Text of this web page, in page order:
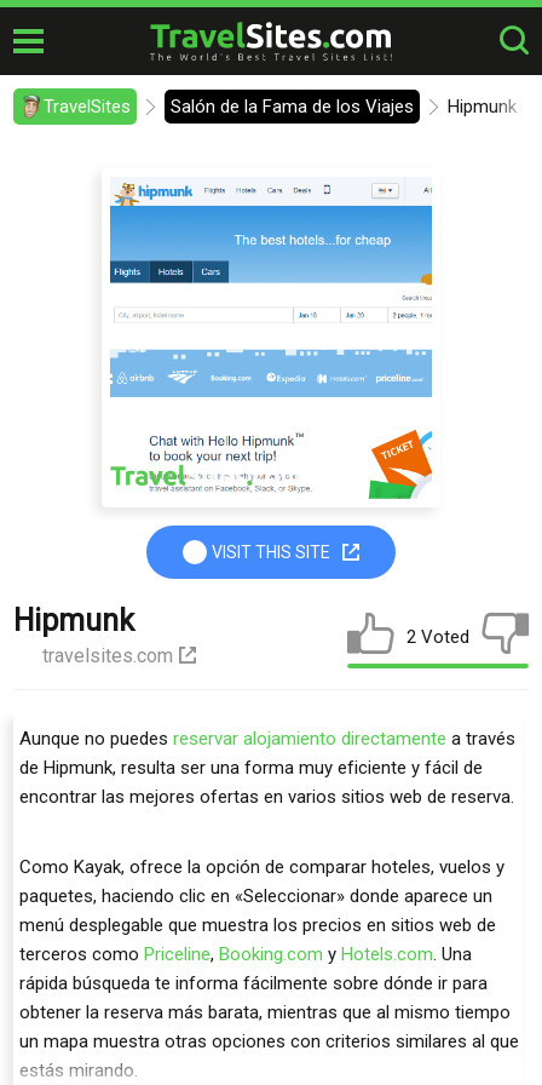
TravelSites Salón de la Fama de los Viajes Hipmunk
VISIT THIS SITE
Hipmunk
travelsites.com
2 Voted
Aunque no puedes reservar alojamiento directamente a través
de Hipmunk, resulta ser una forma muy eficiente y fácil de
encontrar las mejores ofertas en varios sitios web de reserva.
Como Kayak, ofrece la opción de comparar hoteles, vuelos y
paquetes, haciendo clic en «Seleccionar» donde aparece un
menú desplegable que muestra los precios en sitios web de
terceros como Priceline, Booking.com y Hotels.com. Una
rápida búsqueda te informa fácilmente sobre dónde ir para
obtener la reserva más barata, mientras que al mismo tiempo
un mapa muestra otras opciones con criterios similares al que
estás mirando.